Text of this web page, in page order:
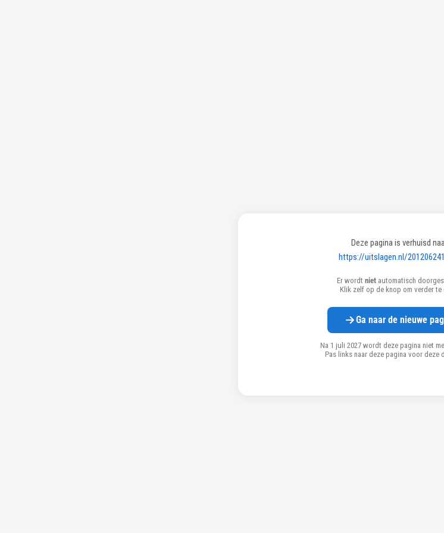
Deze pagina is verhuisd
https://uitslagen.nl/
Er wordt niet automatisch
Klik zelf op de knop om verder te
Ga naar de nieuwe
Na 1 juli 2027 wordt deze pagina niet
Pas links naar deze pagina voor deze